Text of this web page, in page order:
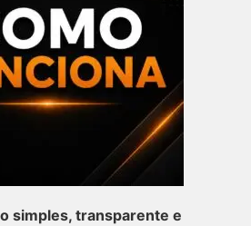
simples, transparente e